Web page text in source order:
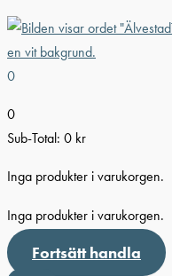
0
0
Sub-Total: 0 kr
Inga produkter i varukorgen.
Inga produkter i varukorgen.
Fortsätt handla